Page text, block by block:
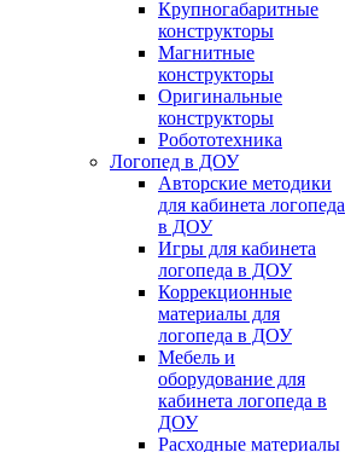
Крупногабаритные
конструкторы
Магнитные
конструкторы
Оригинальные
конструкторы
Робототехника
Логопед в ДОУ
Авторские методики
для кабинета логопеда
в ДОУ
Игры для кабинета
логопеда в ДОУ
Коррекционные
материалы для
логопеда в ДОУ
Мебель и
оборудование для
кабинета логопеда в
ДОУ
Расходные материалы